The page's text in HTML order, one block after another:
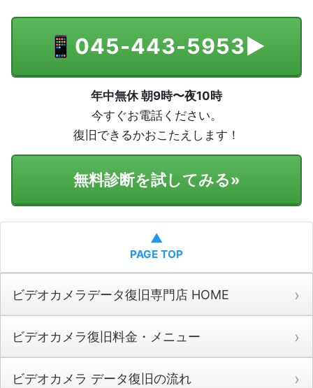
📱 045-443-5953▶
年中無休 朝9時〜夜10時
今すぐお電話ください。
復旧できるかおこたえします！
無料診断を試してみる»
▲
PAGE TOP
ビデオカメラデータ復旧専門店 HOME
ビデオカメラ復旧料金・メニュー
ビデオカメラ データ復旧の流れ